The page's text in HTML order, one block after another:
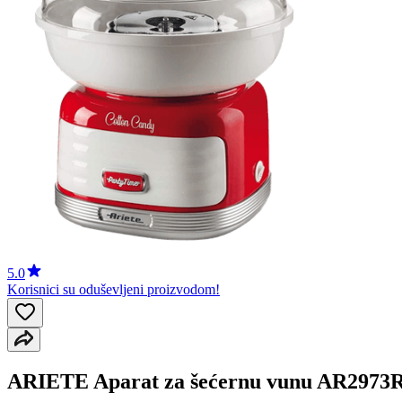
5.0
Korisnici su oduševljeni proizvodom!
ARIETE Aparat za šećernu vunu